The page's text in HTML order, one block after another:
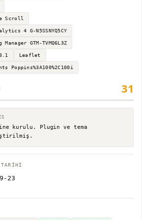
Scroll
4 G-N5SSNYQ5CY
Manager GTM-TVMQ6L3Z
Leaflet
Poppins%3A100%2C100i
31
kurulu. Plugin ve tema
23